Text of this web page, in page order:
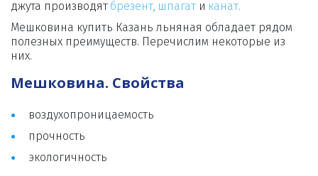
джута производят брезент, шпагат и канат.
Мешковина купить Казань льняная обладает рядом
полезных преимуществ. Перечислим некоторые из
них.
Мешковина. Свойства
воздухопроницаемость
прочность
экологичность